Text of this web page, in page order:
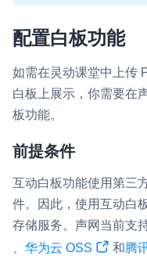
融合 CDN 直播
对接国内外多家 CDN
媒体流加速
物的实时互动连接
实时互动扩展能力
实时转录翻译
快速实现实时的语音
配置白板功能
如需在灵动课堂中上传
白板上展示，你需要在
板功能。
前提条件
互动白板功能使用第三
件。因此，使用互动白
存储服务。声网当前支
华为云 OSS 和腾